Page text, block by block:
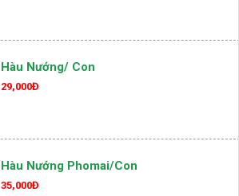
Hàu Nướng/ Con
29,000Đ
Hàu Nướng Phomai/con
35,000Đ